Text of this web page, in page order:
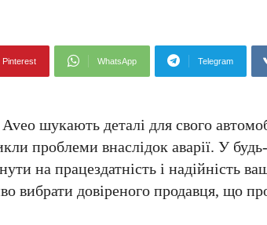
Pinterest WhatsApp Telegram
шукають деталі для свого
проблеми внаслідок аварії. У
на працездатність і надійність
вибрати довіреного продавця, що